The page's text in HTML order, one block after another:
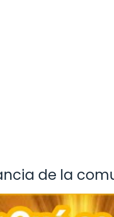
de la